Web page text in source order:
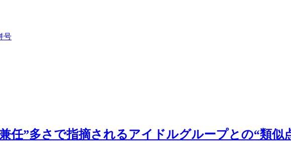
号
任”多さで指摘されるアイドルグループとの“類似